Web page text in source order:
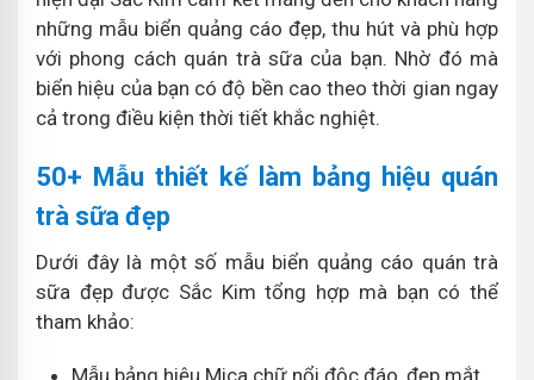
những mẫu biển quảng cáo đẹp, thu hút và phù hợp
với phong cách quán trà sữa của bạn. Nhờ đó mà
biển hiệu của bạn có độ bền cao theo thời gian ngay
cả trong điều kiện thời tiết khắc nghiệt.
50+ Mẫu thiết kế làm bảng hiệu quán
trà sữa đẹp
Dưới đây là một số mẫu biển quảng cáo quán trà
sữa đẹp được Sắc Kim tổng hợp mà bạn có thể
tham khảo:
Mẫu bảng hiệu Mica chữ nổi độc đáo, đẹp mắt